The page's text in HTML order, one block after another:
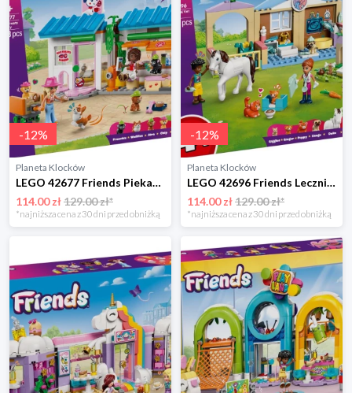
-12%
Planeta Klocków
LEGO 42677 Friends Piekarnia z psimi przysmakami Lego
114.00 zł129.00 zł*
*najniższa cena z 30 dni przed obniżką
-12%
Planeta Klocków
LEGO 42696 Friends Lecznica dla zwierząt Lego
114.00 zł129.00 zł*
*najniższa cena z 30 dni przed obniżką